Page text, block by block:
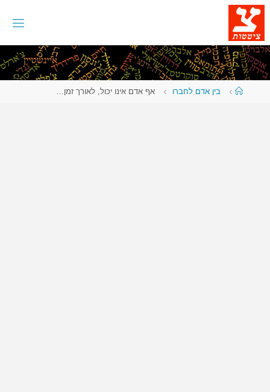
דלגו
לתוכן
עמודבין אדם לחברו אף אדם אינו יכול, לאורך זמן…